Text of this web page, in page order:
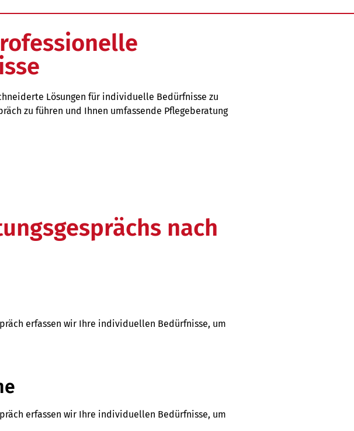
Lösungen für individuelle Bedürfnisse zu
zu führen und Ihnen umfassende Pflegeberatung
nach
erfassen wir Ihre individuellen Bedürfnisse, um
erfassen wir Ihre individuellen Bedürfnisse, um